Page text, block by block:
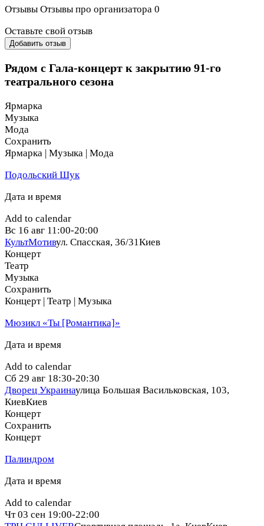
Отзывы Отзывы про организатора 0
Оставьте свой отзыв
Добавить отзыв
Рядом с Гала-концерт к закрытию 91-го
театрального сезона
Ярмарка
Музыка
Мода
Сохранить
Ярмарка | Музыка | Мода
Подольский Шук
Дата и время
Add to calendar
Вс 16 авг 11:00-20:00
КультМотивул. Спасская, 36/31Киев
Концерт
Театр
Музыка
Сохранить
Концерт | Театр | Музыка
Мюзикл «Ты [Романтика]»
Дата и время
Add to calendar
Сб 29 авг 18:30-20:30
Дворец Украинаулица Большая Васильковская, 103,
КиевКиев
Концерт
Сохранить
Концерт
Палиндром
Дата и время
Add to calendar
Чт 03 сен 19:00-22:00